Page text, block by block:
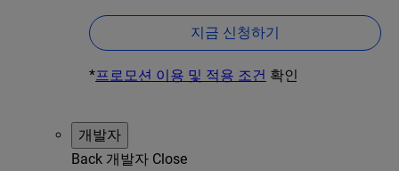
지금 신청하기
*프로모션 이용 및 적용 조건 확인
개발자
Back 개발자 Close